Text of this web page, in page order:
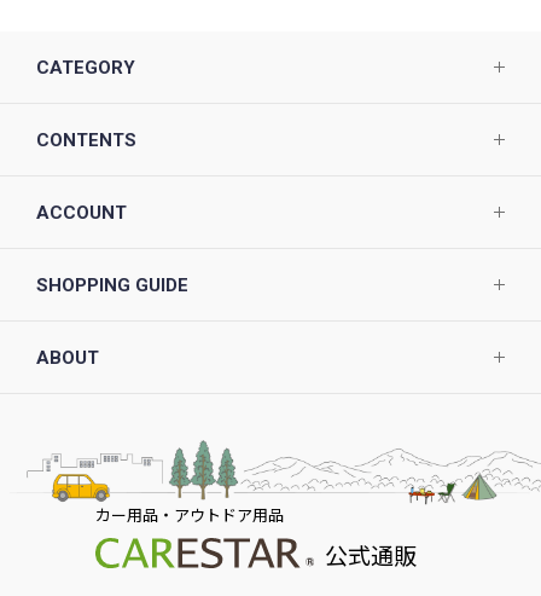
CATEGORY
CONTENTS
ACCOUNT
SHOPPING GUIDE
ABOUT
カー用品・アウトドア用品
公式通販